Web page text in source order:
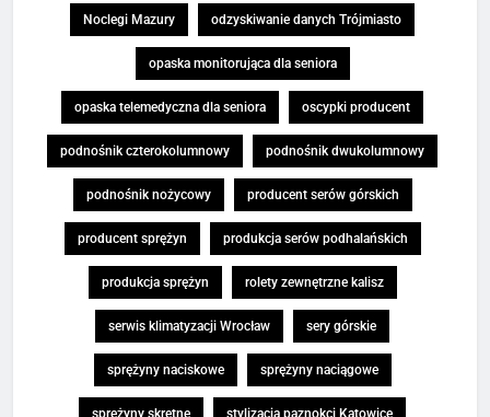
Noclegi Mazury odzyskiwanie danych Trójmiasto
opaska monitorująca dla seniora
opaska telemedyczna dla seniora oscypki producent
podnośnik czterokolumnowy podnośnik dwukolumnowy
podnośnik nożycowy producent serów górskich
producent sprężyn produkcja serów podhalańskich
produkcja sprężyn rolety zewnętrzne kalisz
serwis klimatyzacji Wrocław sery górskie
sprężyny naciskowe sprężyny naciągowe
sprężyny skrętne stylizacja paznokci Katowice